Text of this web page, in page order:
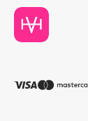
Dior
Divage
Dorco